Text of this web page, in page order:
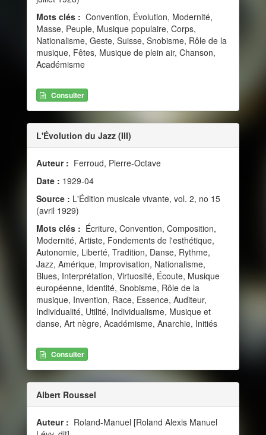
Mots clés : Convention, Évolution, Modernité,
Masse, Peuple, Musique populaire, Corps,
Nationalisme, Geste, Suisse, Snobisme, Rôle de la
musique, Fêtes, Musique de plein air, Chanson,
Académisme
Consulter
L'Évolution du Jazz (III)
Auteur : Ferroud, Pierre-Octave
Date : 1929-04
Source : L'Édition musicale vivante, vol. 2, no 15
(avril 1929)
Mots clés : Écriture, Convention, Composition,
Modernité, Artiste, Fondements de l'esthétique,
Autonomie, Liberté, Tradition, Danse, Rythme,
Jazz, Amérique, Improvisation, Nationalisme,
Blues, Interprétation, Virtuosité, Écoute, Musique
européenne, Identité, Snobisme, Rôle de la
musique, Invention, Race, Essence, Auditeur,
Individualité, Utilité, Individualisme, Musique et
danse, Art nègre, Académisme, Anarchie, Initiés
Consulter
Albert Roussel
Auteur : Roland-Manuel [Roland Alexis Manuel